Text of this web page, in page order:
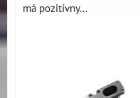
má pozitívny...